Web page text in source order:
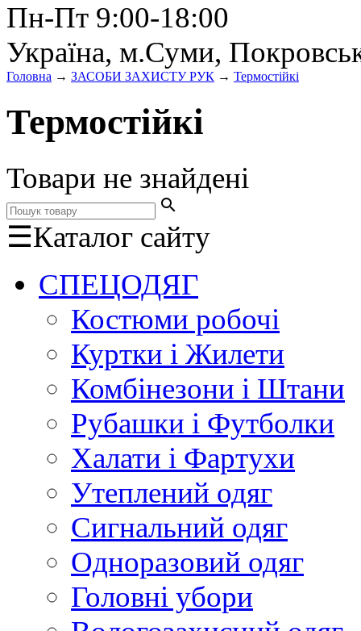
Пн-Пт 9:00-18:00
Україна, м.Суми,
Головна → ЗАСОБИ ЗАХИСТУ РУК → Термостійкі
Термостійкі
Товари не знайдені
search
☰Каталог сайту
СПЕЦОДЯГ
Костюми робочі
Куртки і Жилети
Комбінезони і Штани
Рубашки і Футболки
Халати і Фартухи
Утеплений одяг
Сигнальний одяг
Одноразовий одяг
Головні убори